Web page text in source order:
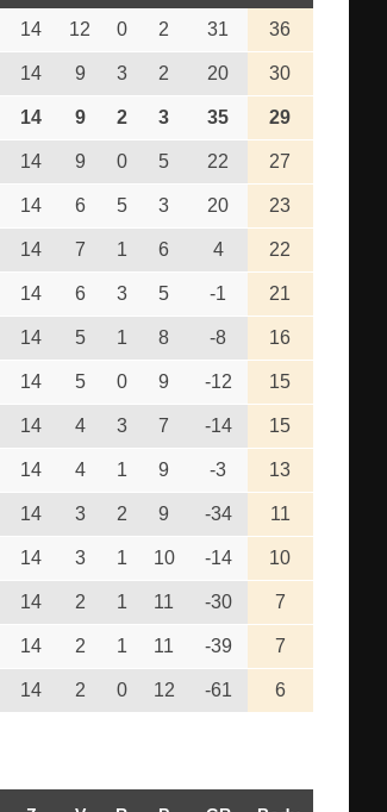
14 12 0 2 31 36
14 9 3 2 20 30
14 9 2 3 35 29
14 9 0 5 22 27
14 6 5 3 20 23
14 7 1 6 4 22
14 6 3 5 -1 21
14 5 1 8 -8 16
14 5 0 9 -12 15
14 4 3 7 -14 15
14 4 1 9 -3 13
14 3 2 9 -34 11
14 3 1 10 -14 10
14 2 1 11 -30 7
14 2 1 11 -39 7
14 2 0 12 -61 6